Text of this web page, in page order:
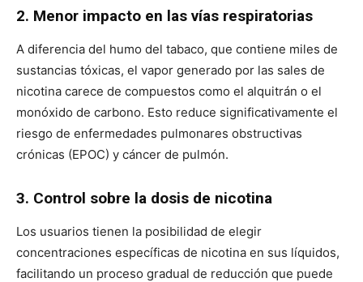
2. Menor impacto en las vías respiratorias
A diferencia del humo del tabaco, que contiene miles de
sustancias tóxicas, el vapor generado por las sales de
nicotina carece de compuestos como el alquitrán o el
monóxido de carbono. Esto reduce significativamente el
riesgo de enfermedades pulmonares obstructivas
crónicas (EPOC) y cáncer de pulmón.
3. Control sobre la dosis de nicotina
Los usuarios tienen la posibilidad de elegir
concentraciones específicas de nicotina en sus líquidos,
facilitando un proceso gradual de reducción que puede